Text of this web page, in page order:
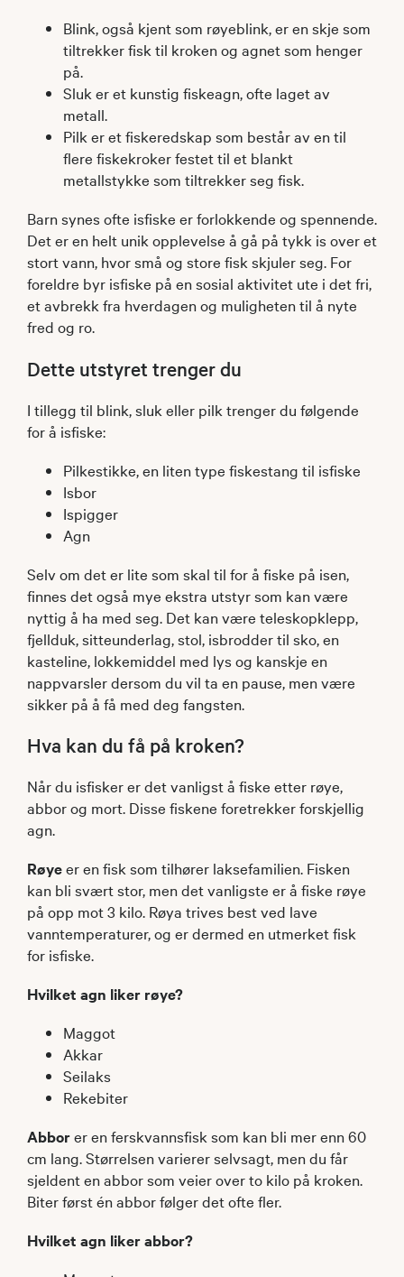
Blink, også kjent som røyeblink, er en skje som
tiltrekker fisk til kroken og agnet som henger
på.
Sluk er et kunstig fiskeagn, ofte laget av
metall.
Pilk er et fiskeredskap som består av en til
flere fiskekroker festet til et blankt
metallstykke som tiltrekker seg fisk. ​
Barn synes ofte isfiske er forlokkende og spennende.
Det er en helt unik opplevelse å gå på tykk is over et
stort vann, hvor små og store fisk skjuler seg. For
foreldre byr isfiske på en sosial aktivitet ute i det fri,
et avbrekk fra hverdagen og muligheten til å nyte
fred og ro.
Dette utstyret trenger du
I tillegg til blink, sluk eller pilk trenger du følgende
for å isfiske:
Pilkestikke, en liten type fiskestang til isfiske
Isbor
Ispigger
Agn
Selv om det er lite som skal til for å fiske på isen,
finnes det også mye ekstra utstyr som kan være
nyttig å ha med seg. Det kan være teleskopklepp,
fjellduk, sitteunderlag, stol, isbrodder til sko, en
kasteline, lokkemiddel med lys og kanskje en
nappvarsler dersom du vil ta en pause, men være
sikker på å få med deg fangsten.
Hva kan du få på kroken? ​
Når du isfisker er det vanligst å fiske etter røye,
abbor og mort. Disse fiskene foretrekker forskjellig
agn.
Røyeer en fisk som tilhører laksefamilien. Fisken
kan bli svært stor, men det vanligste er å fiske røye
på opp mot 3 kilo. Røya trives best ved lave
vanntemperaturer, og er dermed en utmerket fisk
for isfiske.
Hvilket agn liker røye?
Maggot
Akkar
Seilaks
Rekebiter​
Abborer en ferskvannsfisk som kan bli mer enn 60
cm lang. Størrelsen varierer selvsagt, men du får
sjeldent en abbor som veier over to kilo på kroken.
Biter først én abbor følger det ofte fler.
Hvilket agn liker abbor?